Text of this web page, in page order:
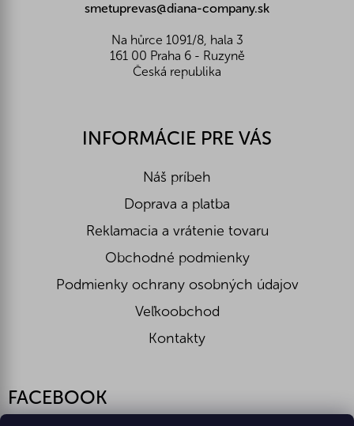
smetuprevas@diana-company.sk
Na hůrce 1091/8, hala 3
161 00 Praha 6 - Ruzyně
Česká republika
INFORMÁCIE PRE VÁS
Náš príbeh
Doprava a platba
Reklamacia a vrátenie tovaru
Obchodné podmienky
Podmienky ochrany osobných údajov
Veľkoobchod
Kontakty
FACEBOOK